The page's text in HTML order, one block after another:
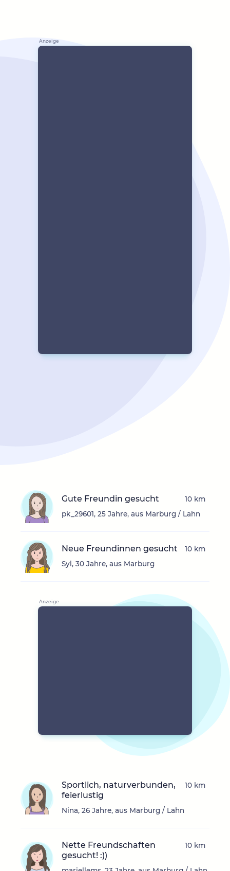
Gute Freundin gesucht
pk_29601, 25 Jahre, aus Marburg / Lahn
10 km
Neue Freundinnen gesucht
Syl, 30 Jahre, aus Marburg
10 km
Sportlich, naturverbunden,
feierlustig
Nina, 26 Jahre, aus Marburg / Lahn
10 km
Nette Freundschaften
gesucht! :))
10 km